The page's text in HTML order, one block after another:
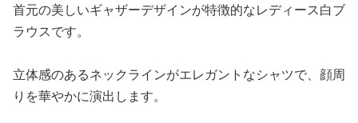
首元の美しいギャザーデザインが特徴的なレディース白ブ
ラウスです。
立体感のあるネックラインがエレガントなシャツで、顔周
りを華やかに演出します。